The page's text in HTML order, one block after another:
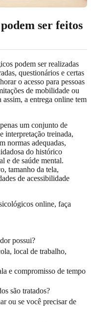
ser feitos
podem ser realizadas
questionários e certas
o acesso para pessoas
de mobilidade ou
a entrega online tem
um conjunto de
interpretação treinada,
normas adequadas,
do histórico
e de saúde mental.
tamanho da tela,
de acessibilidade
online, faça
possui?
local de trabalho,
e compromisso de tempo
são tratados?
ou se você precisar de